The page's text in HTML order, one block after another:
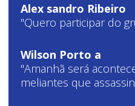
Alex sandro Ribeiro
"Quero participar do
Wilson Porto a
"Amanhã será
meliantes que